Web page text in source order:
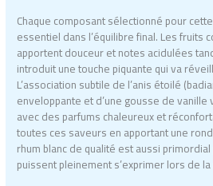
Chaque composant sélectionné pour
essentiel dans l’équilibre final. Les fruits
apportent douceur et notes acidulées
introduit une touche piquante qui va
L’association subtile de l’anis étoilé
enveloppante et d’une gousse de
avec des parfums chaleureux et
toutes ces saveurs en apportant une
rhum blanc de qualité est aussi
puissent pleinement s’exprimer lors de